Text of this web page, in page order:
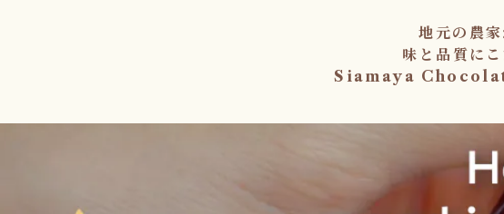
地元の農
味と品質に
Siamaya Chocolate